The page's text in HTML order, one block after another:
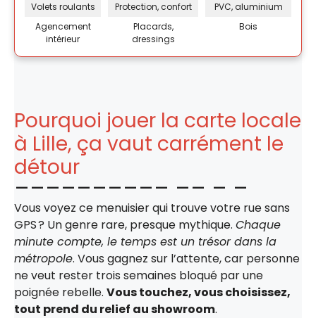
Volets roulants
Protection, confort
PVC, aluminium
Agencement
intérieur
Placards,
dressings
Bois
Pourquoi jouer la carte locale
à Lille, ça vaut carrément le
détour
Vous voyez ce menuisier qui trouve votre rue sans
GPS ? Un genre rare, presque mythique. Chaque
minute compte, le temps est un trésor dans la
métropole. Vous gagnez sur l’attente, car personne
ne veut rester trois semaines bloqué par une
poignée rebelle. Vous touchez, vous choisissez,
tout prend du relief au showroom.